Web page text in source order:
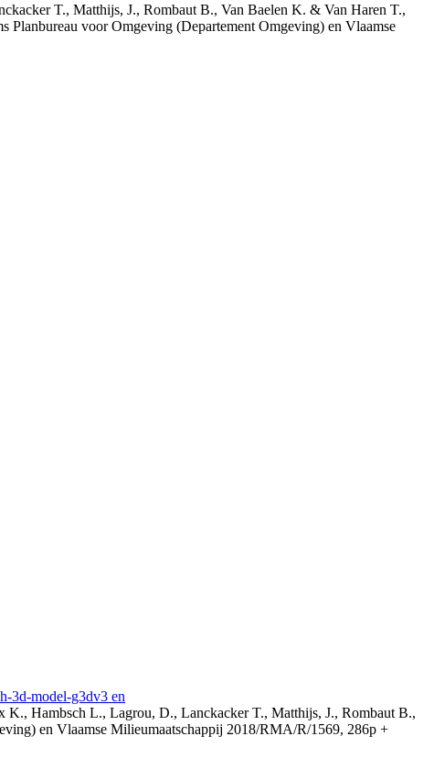
T., Matthijs, J., Rombaut B., Van Baelen K. & Van Haren T.,
voor Omgeving (Departement Omgeving) en Vlaamse
3d-model-g3dv3 en
Hambsch L., Lagrou, D., Lanckacker T., Matthijs, J., Rombaut B.,
en Vlaamse Milieumaatschappij 2018/RMA/R/1569, 286p +